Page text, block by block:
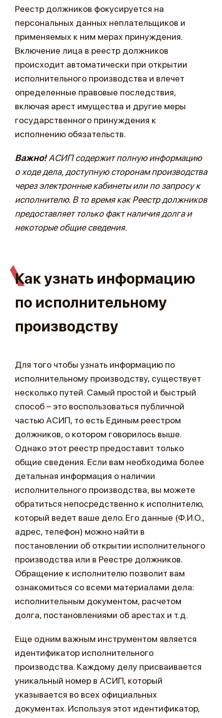
Реестр должников фокусируется на
персональных данных неплательщиков и
применяемых к ним мерах принуждения.
Включение лица в реестр должников
происходит автоматически при открытии
исполнительного производства и влечет
определенные правовые последствия,
включая арест имущества и другие меры
государственного принуждения к
исполнению обязательств.
Важно!АСИП содержит полную информацию
о ходе дела, доступную сторонам производства
через электронные кабинеты или по запросу к
исполнителю. В то время как Реестр должников
предоставляет только факт наличия долга и
некоторые общие сведения.
Как узнать информацию
по исполнительному
производству
Для того чтобы узнать информацию по
исполнительному производству, существует
несколько путей. Самый простой и быстрый
способ – это воспользоваться публичной
частью АСИП, то есть Единым реестром
должников, о котором говорилось выше.
Однако этот реестр предоставит только
общие сведения. Если вам необходима более
детальная информация о наличии
исполнительного производства, вы можете
обратиться непосредственно к исполнителю,
который ведет ваше дело. Его данные (Ф.И.О.,
адрес, телефон) можно найти в
постановлении об открытии исполнительного
производства или в Реестре должников.
Обращение к исполнителю позволит вам
ознакомиться со всеми материалами дела:
исполнительным документом, расчетом
долга, постановлениями об арестах и т.д.
Еще одним важным инструментом является
идентификатор исполнительного
производства. Каждому делу присваивается
уникальный номер в АСИП, который
указывается во всех официальных
документах. Используя этот идентификатор,